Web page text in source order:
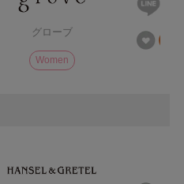
グローブ
Women